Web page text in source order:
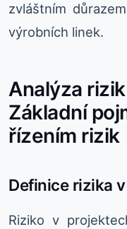
zvláštním
výrobních linek.
Analýza
Základní
řízením rizik
Definice rizika
Riziko v